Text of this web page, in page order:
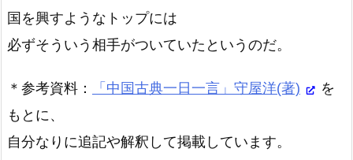
国を興すようなトップには
必ずそういう相手がついていたというのだ。
＊参考資料： 「中国古典一日一言」守屋洋(著)
を
もとに、
自分なりに追記や解釈して掲載しています。